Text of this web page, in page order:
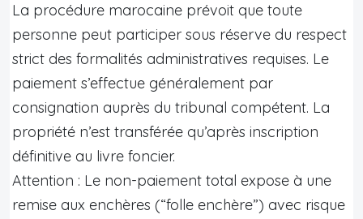
La procédure marocaine prévoit que toute
personne peut participer sous réserve du respect
strict des formalités administratives requises. Le
paiement s’effectue généralement par
consignation auprès du tribunal compétent. La
propriété n’est transférée qu’après inscription
définitive au livre foncier.
Attention : Le non-paiement total expose à une
remise aux enchères (“folle enchère”) avec risque